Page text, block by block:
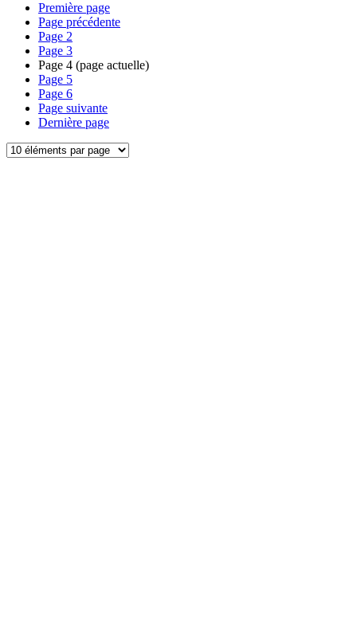
Première page
Page précédente
Page 2
Page 3
Page 4 (page actuelle)
Page 5
Page 6
Page suivante
Dernière page